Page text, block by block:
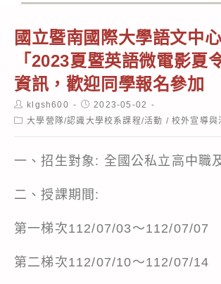
國立暨南國際大學語文中
「2023夏暨英語微電影夏
資訊，歡迎同學報名參加
Post
author:
klgsh600
Post
published:
2023-05-02
Post大學營隊/認識大學校系課程/活動 / 校外宣導與
一、招生對象: 全國公私立高中職
二、授課期間:
第一梯次112/07/03～112/07/07
第二梯次112/07/10～112/07/14